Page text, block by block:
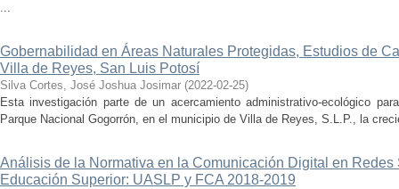
...
Gobernabilidad en Áreas Naturales Protegidas, Estudios de
Villa de Reyes, San Luis Potosí
Silva Cortes, José Joshua Josimar (2022-02-25)
Esta investigación parte de un acercamiento administrativo-ecológico
Parque Nacional Gogorrón, en el municipio de Villa de Reyes, S.L.P., la
Análisis de la Normativa en la Comunicación Digital en
Educación Superior: UASLP y FCA 2018-2019